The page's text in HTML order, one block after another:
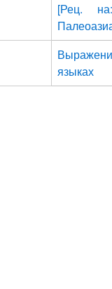
[Рец.
языках